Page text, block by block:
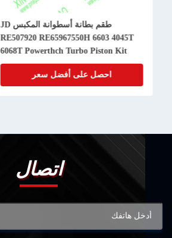
طقم بطانة أسطوانة المكبس JD
RE507920 RE65967550H 6603 4045T
6068T Powerthch Turbo Piston Kit
احصل على أفضل سعر
اتصال